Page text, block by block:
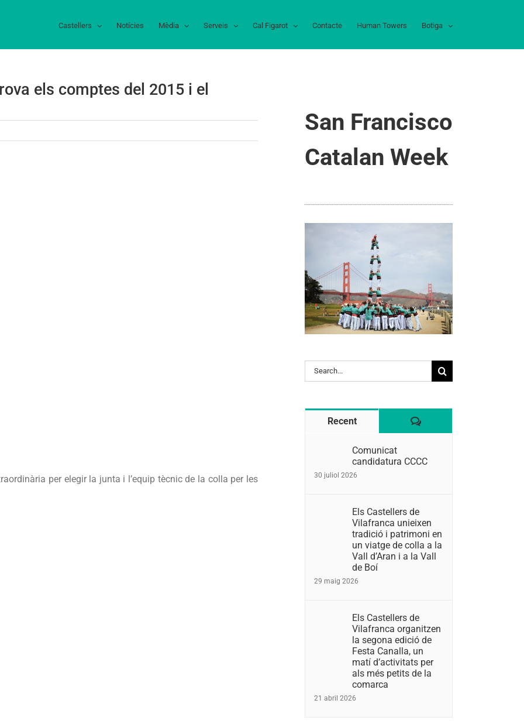
Castellers Notícies Mèdia Serveis Cal Figarot Contacte Human Towers Botiga
els comptes del 2015 i el
per elegir la junta i l’equip tècnic de la colla per les
San Francisco
Catalan Week
Search
for:
Recent Comentaris
Comunicat
candidatura CCCC
30 juliol 2026
Els Castellers de
Vilafranca unieixen
tradició i patrimoni en
un viatge de colla a la
Vall d’Aran i a la Vall
de Boí
29 maig 2026
Els Castellers de
Vilafranca organitzen
la segona edició de
Festa Canalla, un
matí d’activitats per
als més petits de la
comarca
21 abril 2026